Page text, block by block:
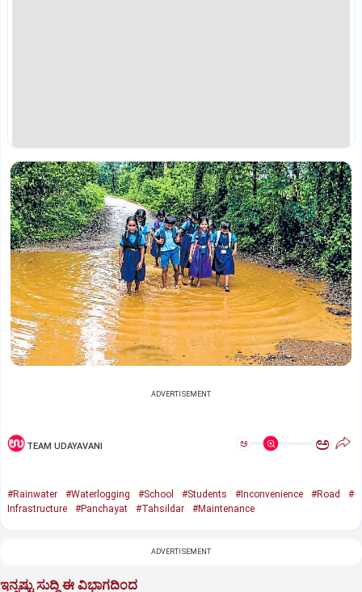
ADVERTISEMENT
TEAM UDAYAVANI ಅ ಅ
#Rainwater #Waterlogging #School #Students #Inconvenience #Road
#
Infrastructure
#Panchayat #Tahsildar #Maintenance
ADVERTISEMENT
ಇನ್ನಷ್ಟು ಸುದ್ದಿ ಈ ವಿಭಾಗದಿಂದ